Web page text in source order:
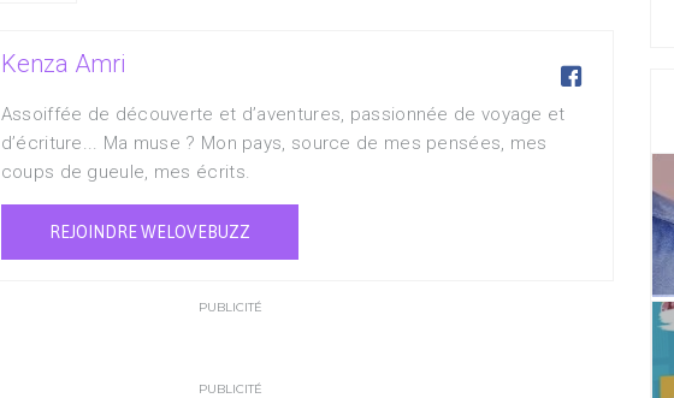
Kenza Amri 
Assoiffée de découverte et d’aventures, passionnée de voyage et
d’écriture... Ma muse ? Mon pays, source de mes pensées, mes
coups de gueule, mes écrits.
REJOINDRE WELOVEBUZZ
PUBLICITÉ
PUBLICITÉ